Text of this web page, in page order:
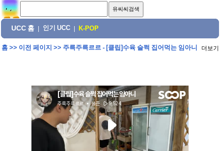
UCC 홈 인기 UCC K-POP
홈>> 이전 페이지 >> 주륵주륵르르 - [클립]수육 슬쩍 집어먹는 임아니 더보기